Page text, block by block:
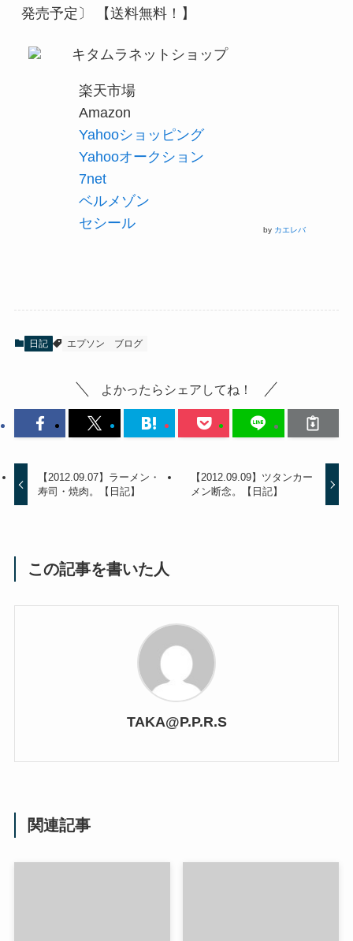
発売予定〕 【送料無料！】
キタムラネットショップ
楽天市場
Amazon
Yahooショッピング
Yahooオークション
7net
ベルメゾン
セシール
by カエレバ
日記 エプソン ブログ
よかったらシェアしてね！
【2012.09.07】ラーメン・
寿司・焼肉。【日記】
【2012.09.09】ツタンカー
メン断念。【日記】
この記事を書いた人
TAKA@P.P.R.S
関連記事